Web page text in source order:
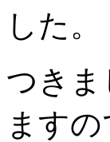
した。
つき
ます